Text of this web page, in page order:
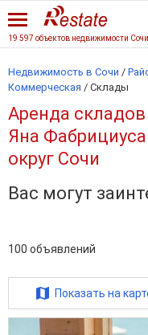
19 597 объектов недвижимости Сочи
Недвижимость в Сочи /
Коммерческая / Склады
Аренда
Яна
округ Сочи
Вас могут
100 объявлений
Показать на